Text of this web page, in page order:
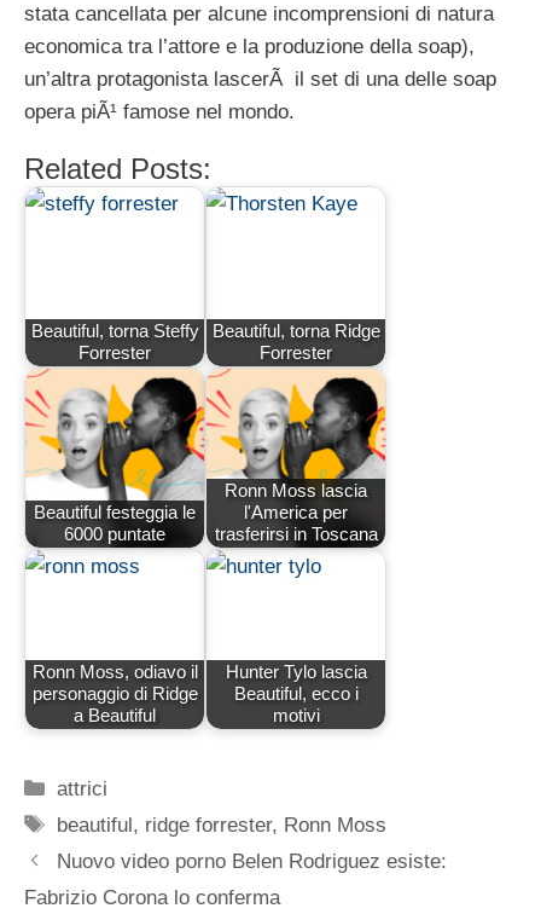
stata cancellata per alcune incomprensioni di natura
economica tra l’attore e la produzione della soap),
un’altra protagonista lascerÃ il set di una delle soap
opera piÃ¹ famose nel mondo.
Related Posts:
Beautiful, torna Steffy
Forrester
Beautiful, torna Ridge
Forrester
Beautiful festeggia le
6000 puntate
Ronn Moss lascia
l'America per
trasferirsi in Toscana
Ronn Moss, odiavo il
personaggio di Ridge
a Beautiful
Hunter Tylo lascia
Beautiful, ecco i
motivi
Categorie
attrici
Tag
beautiful, ridge forrester, Ronn Moss
Nuovo video porno Belen Rodriguez esiste:
Fabrizio Corona lo conferma